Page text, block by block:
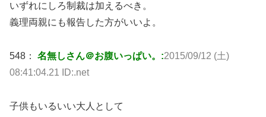
いずれにしろ制裁は加えるべき。
義理両親にも報告した方がいいよ。
548： 名無しさん＠お腹いっぱい。:2015/09/12 (土)
08:41:04.21 ID:.net
子供もいるいい大人として